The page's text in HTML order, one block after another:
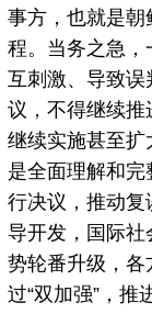
事方，也就是
程。当务之急，
互刺激、导致
议，不得继续
继续实施甚至扩
是全面理解和
行决议，推动
导开发，国际社
势轮番升级，各
过“双加强”，推